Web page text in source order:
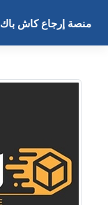
منصة إرجاع كاش باك